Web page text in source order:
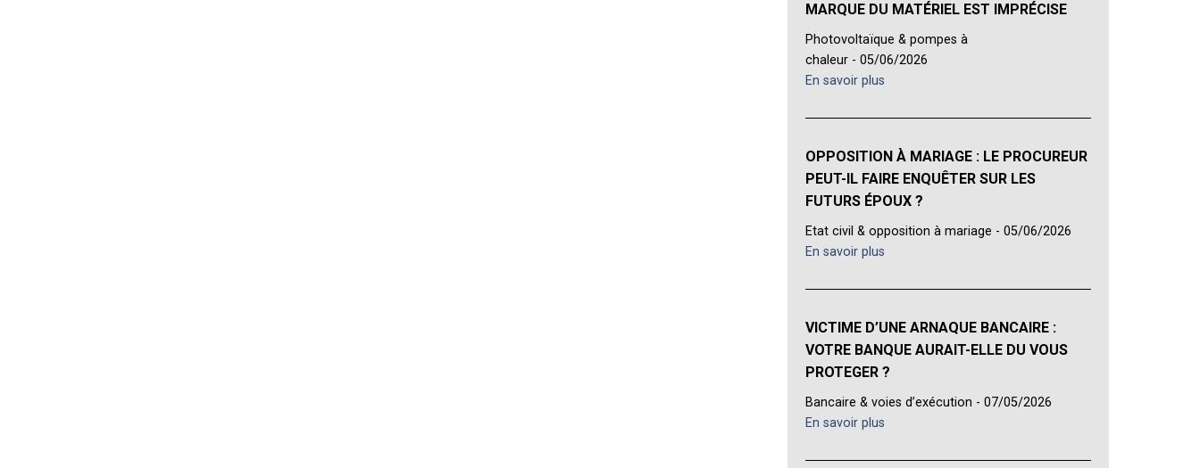
MARQUE DU MATÉRIEL EST IMPRÉCISE
Photovoltaïque & pompes à
chaleur - 05/06/2026
En savoir plus
OPPOSITION À MARIAGE : LE PROCUREUR
PEUT-IL FAIRE ENQUÊTER SUR LES
FUTURS ÉPOUX ?
Etat civil & opposition à mariage - 05/06/2026
En savoir plus
VICTIME D’UNE ARNAQUE BANCAIRE :
VOTRE BANQUE AURAIT-ELLE DU VOUS
PROTEGER ?
Bancaire & voies d’exécution - 07/05/2026
En savoir plus